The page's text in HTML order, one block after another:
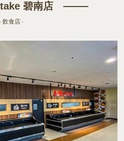
碧南店
- 飲食店 -